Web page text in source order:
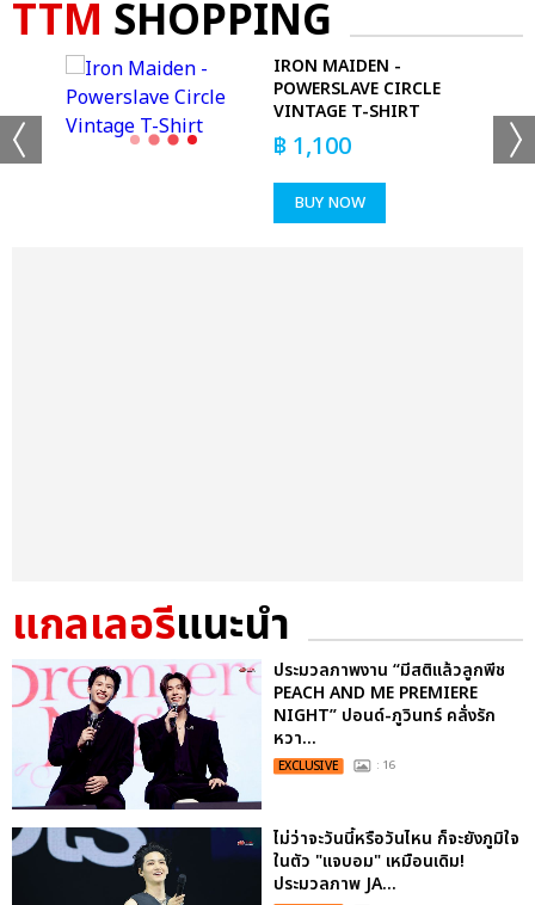
TTM SHOPPING
IRON MAIDEN -
POWERSLAVE CIRCLE
VINTAGE T-SHIRT
฿ 1,100
BUY NOW
แกลเลอรีแนะนำ
ประมวลภาพงาน “มีสติแล้วลูกพีช
PEACH AND ME PREMIERE
NIGHT” ปอนด์-ภูวินทร์ คลั่งรัก
หวา...
EXCLUSIVE : 16
ไม่ว่าจะวันนี้หรือวันไหน ก็จะยังภูมิใจ
ในตัว "แจบอม" เหมือนเดิม!
ประมวลภาพ JA...